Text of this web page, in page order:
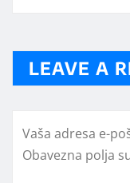
LEAVE A
Vaša adresa e-
Obavezna polja